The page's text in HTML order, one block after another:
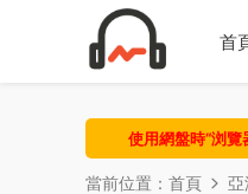
首
使用網盤時“浏
當前位置： 首頁 亞